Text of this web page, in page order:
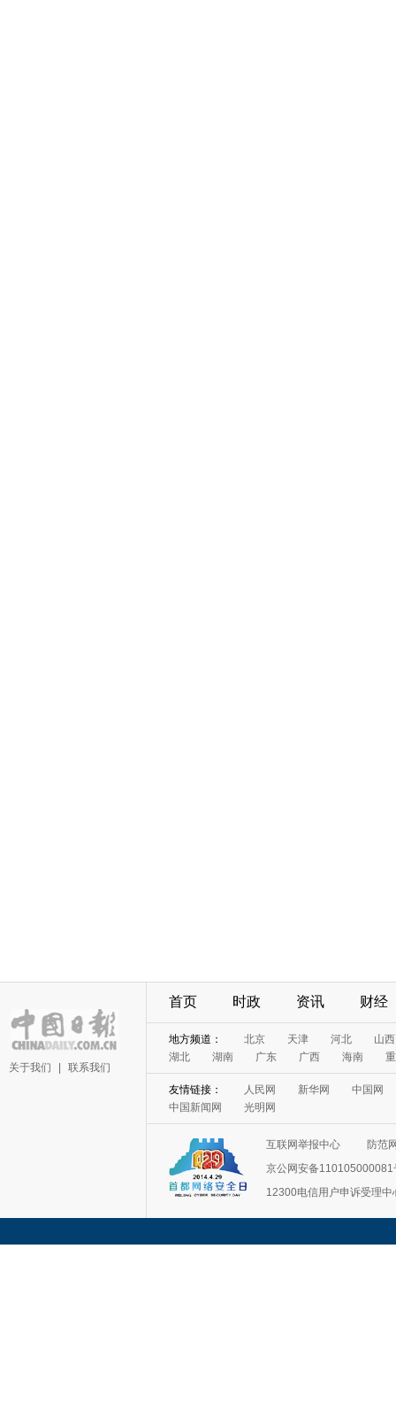
关于我们 联系我们
首页 时政 资讯 财经
地方频道： 北京 天津 河北
山西
湖北
湖南 广东 广西 海南
友情链接： 人民网 新华网
中国网
中国新闻网
光明网
互联网举报中心
防范
京公网安备110105000081
12300电信用户申诉受理中